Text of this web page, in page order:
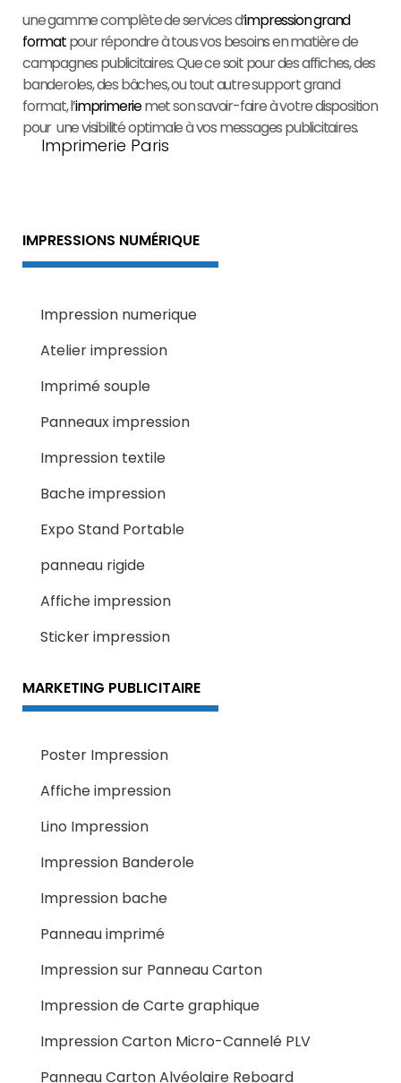
une gamme complète de services d’impression grand
formatpour répondre à tous vos besoins en matière de
campagnes publicitaires. Que ce soit pour des affiches, des
banderoles, des bâches, ou tout autre support grand
format, l’imprimeriemet son savoir-faire à votre disposition
pour une visibilité optimale à vos messages publicitaires.
Imprimerie Paris
IMPRESSIONS NUMÉRIQUE
Impression numerique
Atelier impression
Imprimé souple
Panneaux impression
Impression textile
Bache impression
Expo Stand Portable
panneau rigide
Affiche impression
Sticker impression
MARKETING PUBLICITAIRE
Poster Impression
Affiche impression
Lino Impression
Impression Banderole
Impression bache
Panneau imprimé
Impression sur Panneau Carton
Impression de Carte graphique
Impression Carton Micro-Cannelé PLV
Panneau Carton Alvéolaire Reboard